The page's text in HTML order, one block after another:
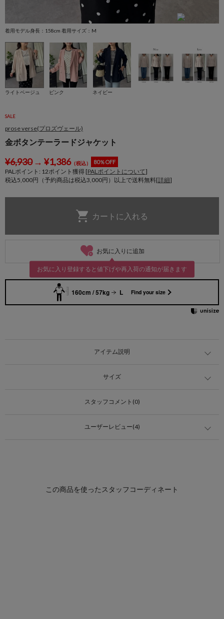
着用モデル身長：158cm 着用サイズ：M
ライトベージュ ピンク ネイビー
SALE
prose verse(プロズヴェール)
金ボタンテーラードジャケット
¥6,930→ ¥1,386（税込） 80％OFF
PALポイント: 12ポイント獲得 [PALポイントについて]
税込5,000円（予約商品は税込3,000円）以上で送料無料[詳細]
お気に入りに追加
お気に入り登録すると値下げや再入荷の通知が届きます
160cm / 57kg L Find your size
アイテム説明
サイズ
スタッフコメント(0)
ユーザーレビュー(4)